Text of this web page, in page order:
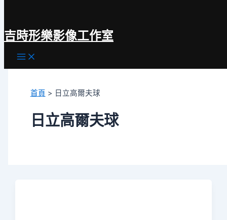
主
容
吉時形樂影像工作室
Main
Menu
首頁 日立高爾夫球
日立高爾夫球